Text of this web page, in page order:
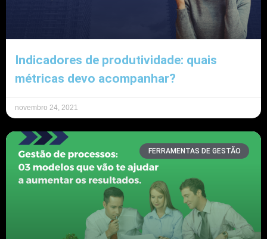
Indicadores de produtividade: quais
métricas devo acompanhar?
novembro 24, 2021
FERRAMENTAS DE GESTÃO